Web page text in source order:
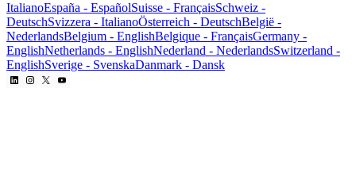
ItalianoEspaña - EspañolSuisse - FrançaisSchweiz -
DeutschSvizzera - ItalianoÖsterreich - DeutschBelgië -
NederlandsBelgium - EnglishBelgique - FrançaisGermany -
EnglishNetherlands - EnglishNederland - NederlandsSwitzerland -
EnglishSverige - SvenskaDanmark - Dansk